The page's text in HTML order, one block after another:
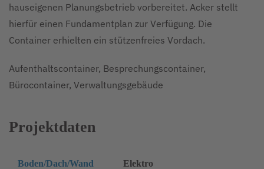
hauseigenen Planungsbetrieb vorbereitet. Acker stellt
hierfür einen Fundamentplan zur Verfügung. Die
Container erhielten ein stützenfreies Vordach.
Aufenthaltscontainer, Besprechungscontainer,
Bürocontainer, Verwaltungsgebäude
Projektdaten
Boden/Dach/Wand Elektro